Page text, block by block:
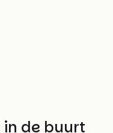
in de buurt